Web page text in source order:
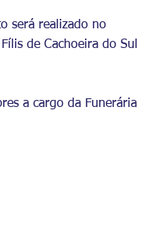
será realizado no
de Cachoeira do Sul
a cargo da Funerária